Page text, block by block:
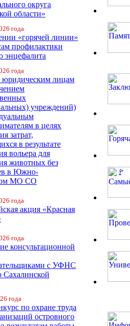
округа
области»
года
«горячей линии»
профилактики
энцефалита
года
юридическим лицам
учреждений)
в целях
затрат,
в результате
вольера для
животных без
в Южно-
МО СО
года
акция «Красная
года
консультационной
с УФНС
Сахалинской
года
по охране труда
островного